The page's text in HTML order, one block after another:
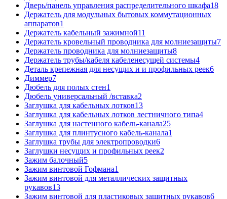
Дверь/панель управления распределительного шкафа18
Держатель для модульных бытовых коммутационных
аппаратов1
Держатель кабельный зажимной11
Держатель кровельный проводника для молниезащиты7
Держатель проводника для молниезащиты8
Держатель трубы/кабеля кабеленесущей системы4
Деталь крепежная для несущих и и профильных реек6
Диммер7
Дюбель для полых стен1
Дюбель универсальный /вставка2
Заглушка для кабельных лотков13
Заглушка для кабельных лотков лестничного типа4
Заглушка для настенного кабель-канала25
Заглушка для плинтусного кабель-канала1
Заглушка трубы для электропроводки6
Заглушки несущих и профильных реек2
Зажим балочный5
Зажим винтовой Гофмана1
Зажим винтовой для металлических защитных
рукавов13
Зажим винтовой для пластиковых защитных рукавов6